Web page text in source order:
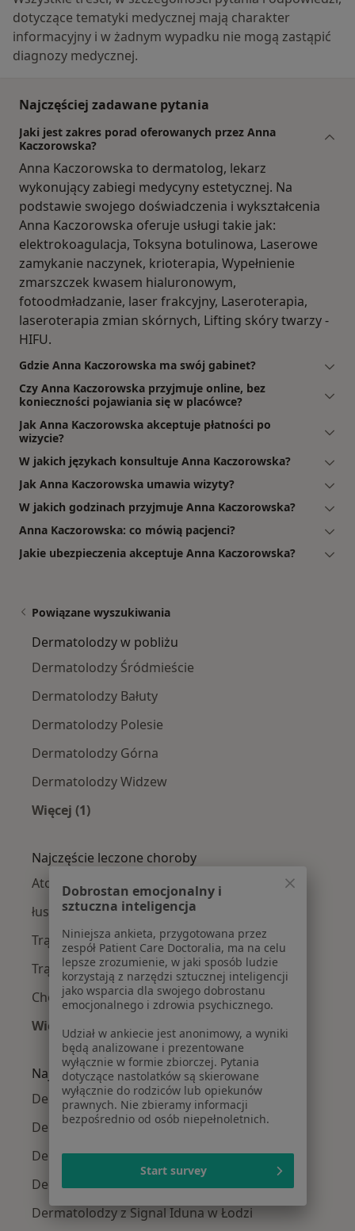
dotyczące tematyki medycznej mają charakter
informacyjny i w żadnym wypadku nie mogą zastąpić
diagnozy medycznej.
Najczęściej zadawane pytania
Jaki jest zakres porad oferowanych przez Anna
Kaczorowska?
Anna Kaczorowska to dermatolog, lekarz
wykonujący zabiegi medycyny estetycznej. Na
podstawie swojego doświadczenia i wykształcenia
Anna Kaczorowska oferuje usługi takie jak:
elektrokoagulacja, Toksyna botulinowa, Laserowe
zamykanie naczynek, krioterapia, Wypełnienie
zmarszczek kwasem hialuronowym,
fotoodmładzanie, laser frakcyjny, Laseroterapia,
laseroterapia zmian skórnych, Lifting skóry twarzy -
HIFU.
Gdzie Anna Kaczorowska ma swój gabinet?
Czy Anna Kaczorowska przyjmuje online, bez
konieczności pojawiania się w placówce?
Jak Anna Kaczorowska akceptuje płatności po
wizycie?
W jakich językach konsultuje Anna Kaczorowska?
Jak Anna Kaczorowska umawia wizyty?
W jakich godzinach przyjmuje Anna Kaczorowska?
Anna Kaczorowska: co mówią pacjenci?
Jakie ubezpieczenia akceptuje Anna Kaczorowska?
Powiązane wyszukiwania
Dermatolodzy w pobliżu
Dermatolodzy Śródmieście
Dermatolodzy Bałuty
Dermatolodzy Polesie
Dermatolodzy Górna
Dermatolodzy Widzew
Więcej (1)
Najczęście leczone choroby
Atopowe zapalenie skóry w Łodzi
łuszczyca w Łodzi
Trądzik w Łodzi
Trądzik różowaty w Łodzi
Choroby skóry w Łodzi
Więcej (15)
Więcej w kategorii: Najczęście leczone
Najpopularniejsze ubezpieczenia
Dermatolodzy z Allianz w Łodzi
Dermatolodzy z Medicover w Łodzi
Dermatolodzy z NFZ w Łodzi
Dermatolodzy z PZU Zdrowie w Łodzi
Dermatolodzy z Signal Iduna w Łodzi
Dobrostan emocjonalny i
sztuczna inteligencja
Niniejsza ankieta, przygotowana przez
zespół Patient Care Doctoralia, ma na celu
lepsze zrozumienie, w jaki sposób ludzie
korzystają z narzędzi sztucznej inteligencji
jako wsparcia dla swojego dobrostanu
emocjonalnego i zdrowia psychicznego.
Udział w ankiecie jest anonimowy, a wyniki
będą analizowane i prezentowane
wyłącznie w formie zbiorczej. Pytania
dotyczące nastolatków są skierowane
wyłącznie do rodziców lub opiekunów
prawnych. Nie zbieramy informacji
bezpośrednio od osób niepełnoletnich.
Start survey